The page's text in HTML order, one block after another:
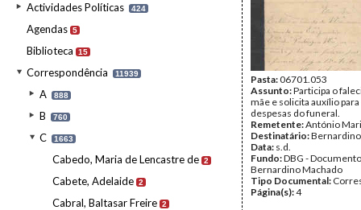
Actividades Políticas 424
Agendas 5
Biblioteca 15
Correspondência 11939
A 888
B 760
C 1663
Cabedo, Maria de Lencastre de 2
Cabete, Adelaide 2
Cabral, Baltasar Freire 2
Pasta:06701.053
Assunto:Participa o
mãe e solicita auxílio para
despesas do funeral.
Remetente:António
Destinatário:
Data: s.d.
Fundo:DBG -
Bernardino Machado
Tipo Documental:
Página(s):4